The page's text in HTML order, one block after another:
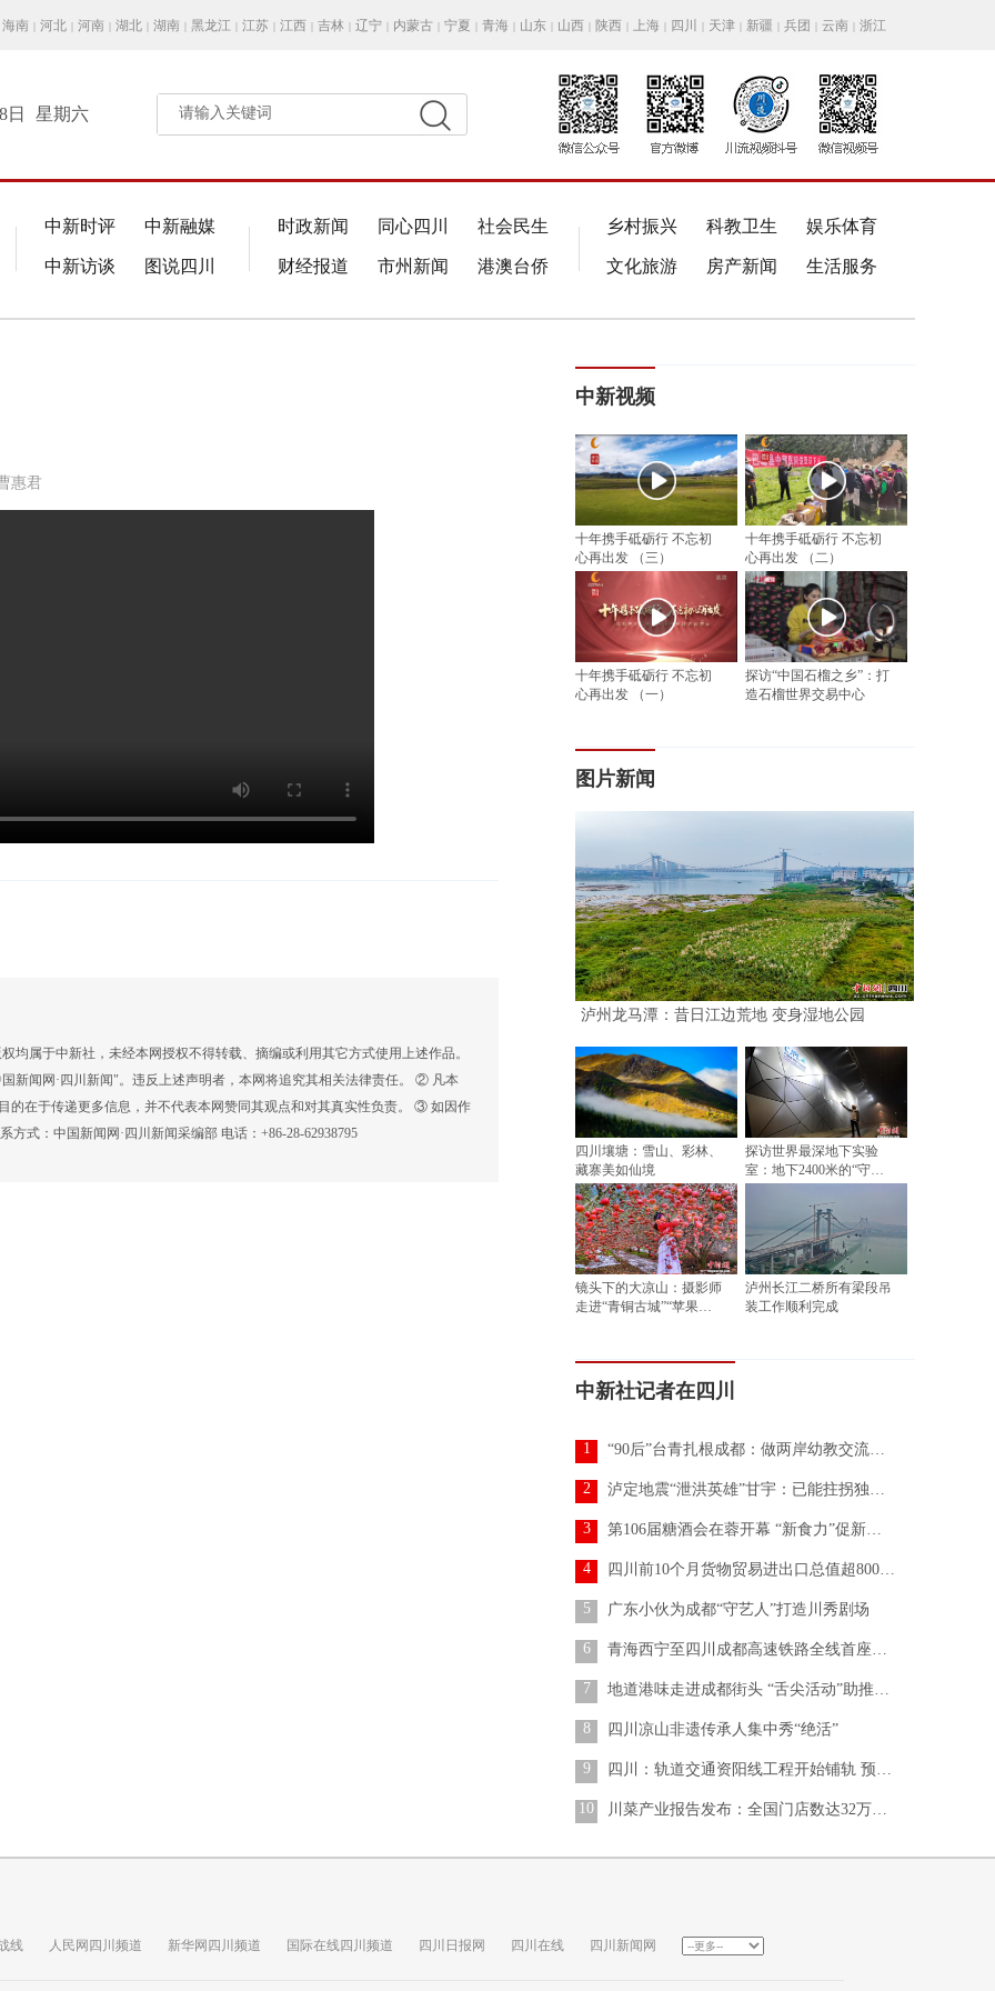
海南 | 河北 | 河南 | 湖北 | 湖南 | 黑龙江 | 江苏 | 江西 | 吉林 | 辽宁 | 内蒙古 | 宁夏 | 青海 | 山东 | 山西 | 陕西 | 上海 | 四川 | 天津 | 新疆 | 兵团 | 云南 | 浙江
日 星期六 请输入关键词
中新时评 中新融媒
中新访谈 图说四川
时政新闻 同心四川 社会民生
财经报道 市州新闻 港澳台侨
乡村振兴 科教卫生 娱乐体育
文化旅游 房产新闻 生活服务
惠君
属于中新社，未经本网授权不得转载、摘编或利用其它方式使用上述作品。
新闻网·四川新闻"。违反上述声明者，本网将追究其相关法律责任。 ② 凡本
在于传递更多信息，并不代表本网赞同其观点和对其真实性负责。 ③ 如因作
式：中国新闻网·四川新闻采编部 电话：+86-28-62938795
中新视频
十年携手砥砺行 不忘初
心再出发 （三）
十年携手砥砺行 不忘初
心再出发 （二）
十年携手砥砺行 不忘初
心再出发 （一）
探访“中国石榴之乡”：打
造石榴世界交易中心
图片新闻
泸州龙马潭：昔日江边荒地 变身湿地公园
四川壤塘：雪山、彩林、
藏寨美如仙境
探访世界最深地下实验
室：地下2400米的“守株
镜头下的大凉山：摄影师
走进“青铜古城”“苹果之
泸州长江二桥所有梁段吊
装工作顺利完成
中新社记者在四川
1 “90后”台青扎根成都：做两岸幼教交流的实践者
2 泸定地震“泄洪英雄”甘宇：已能拄拐独自行走
3 第106届糖酒会在蓉开幕 “新食力”促新食尚新发展
4 四川前10个月货物贸易进出口总值超8000亿元
5 广东小伙为成都“守艺人”打造川秀剧场
6 青海西宁至四川成都高速铁路全线首座隧道开挖
7 地道港味走进成都街头 “舌尖活动”助推蓉港交流
8 四川凉山非遗传承人集中秀“绝活”
9 四川：轨道交通资阳线工程开始铺轨 预计2024年建成
10 川菜产业报告发布：全国门店数达32万家 打响海外知名度
线 人民网四川频道 新华网四川频道 国际在线四川频道 四川日报网 四川在线 四川新闻网